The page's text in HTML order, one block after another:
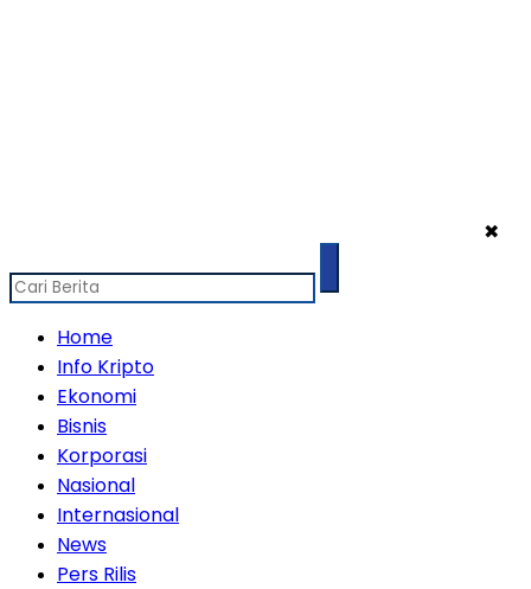
✖
Home
Info Kripto
Ekonomi
Bisnis
Korporasi
Nasional
Internasional
News
Pers Rilis